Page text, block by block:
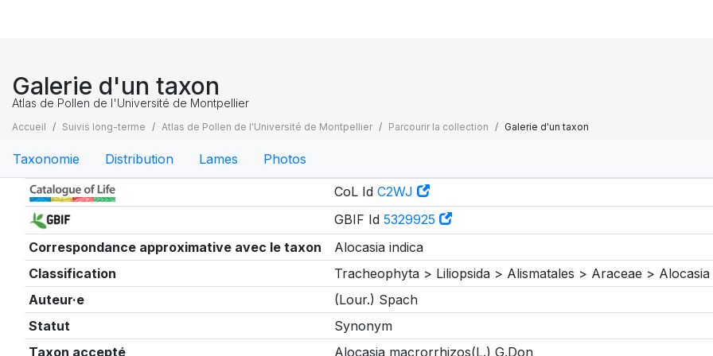
Galerie d'un taxon
Atlas de Pollen de l'Université de Montpellier
Accueil Suivis long-terme Atlas de Pollen de l'Université de Montpellier Parcourir la collection Galerie d'un taxon
Taxonomie Distribution Lames Photos
Taxonomie
CoL Id C2WJ
GBIF Id 5329925
Correspondance approximative avec le taxon
Alocasia indica
Classification
Tracheophyta > Liliopsida > Alismatales > Araceae > Alocasia
Auteur·e
(Lour.) Spach
Statut
Synonym
Taxon accepté
Alocasia macrorrhizos(L.) G.Don